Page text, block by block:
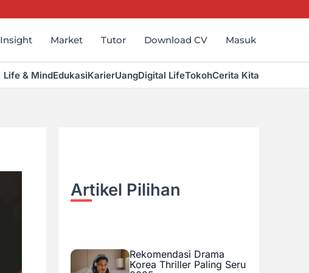
Insight Market Tutor Download CV Masuk
Life & MindEdukasiKarierUangDigital LifeTokohCerita Kita
Artikel Pilihan
Rekomendasi Drama
Korea Thriller Paling Seru